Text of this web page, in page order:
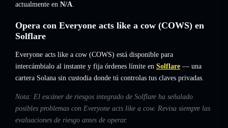
actualmente en N/A.
Opera con Everyone acts like a cow (COWS) en
Solflare
Everyone acts like a cow (COWS) está disponible para
intercámbialo al instante y fija órdenes límite en Solflare — una
cartera Solana sin custodia donde tú controlas tus claves privadas.
Nota: El escáner de riesgos integrado de Solflare ha señalado
posibles problemas con Everyone acts like a cow. Revisa siempre las
evaluaciones de riesgo antes de operar.